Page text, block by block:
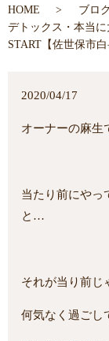
HOME ブロ
デトックス・本当
START【佐世保市
2020/04/17
オーナーの麻生
当たり前にやっ
と…
それが当り前じ
何気なく過ごし